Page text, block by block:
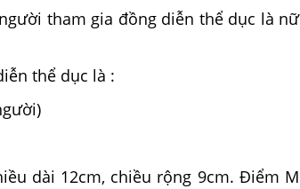
tham gia đồng diễn thể dục là nữ
thể dục là :
dài 12cm, chiều rộng 9cm. Điểm M